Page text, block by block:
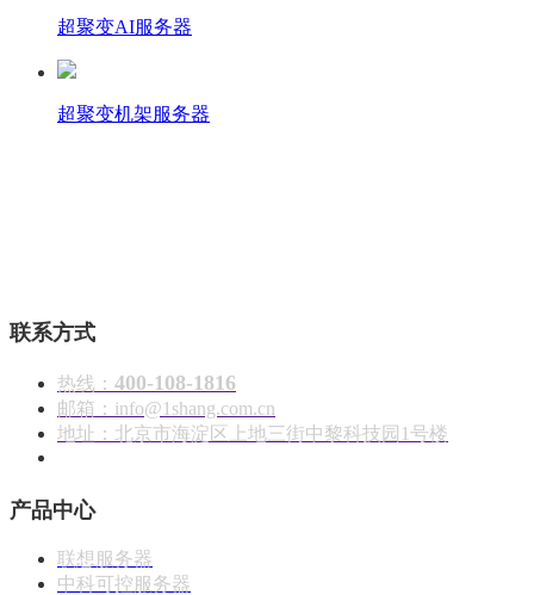
超聚变AI服务器
超聚变机架服务器
联系方式
热线： 400-108-1816
邮箱：info@1shang.com.cn
地址：北京市海淀区上地三街中黎科技园1号楼
产品中心
联想服务器
中科可控服务器